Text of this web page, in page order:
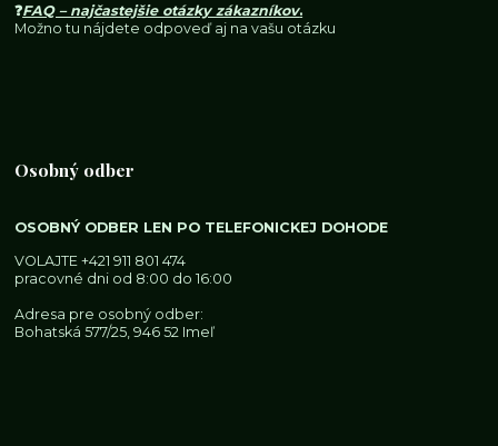
❓FAQ – najčastejšie otázky zákazníkov.
Možno tu nájdete odpoveď aj na vašu otázku
Osobný odber
OSOBNÝ ODBER LEN PO TELEFONICKEJ DOHODE
VOLAJTE+421 911 801 474
pracovné dni od 8:00 do 16:00
Adresa pre osobný odber:
Bohatská 577/25, 946 52 Imeľ